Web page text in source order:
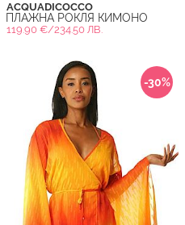
ACQUADICOCCO
ПЛАЖНА РОКЛЯ КИМОНО
119.90 €/234.50 ЛВ.
-30%